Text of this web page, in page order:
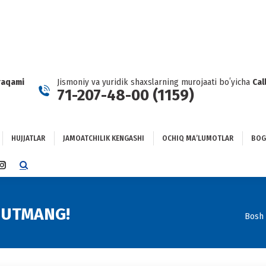
Jismoniy va yuridik shaxslarning murojaati boʻyicha
71-207-48-00 (1159)
HUJJATLAR JAMOATCHILIK KENGASHI OCHIQ MAʼLUMOTLAR
INSTAGRAM
NEW
You
Bosh